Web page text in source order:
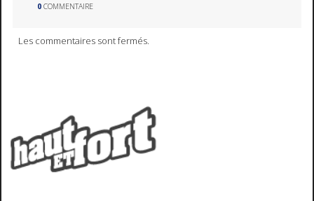
0 COMMENTAIRE
Les commentaires sont fermés.